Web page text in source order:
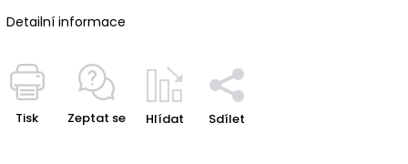
Detailní informace
Tisk Zeptat se Hlídat Sdílet